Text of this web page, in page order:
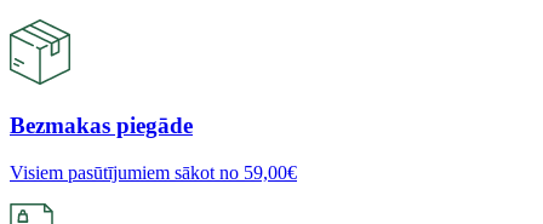
Bezmakas piegāde
Visiem pasūtījumiem sākot no 59,00€